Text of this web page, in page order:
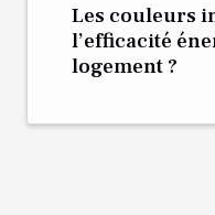
Les couleurs
l’efficacité
logement ?